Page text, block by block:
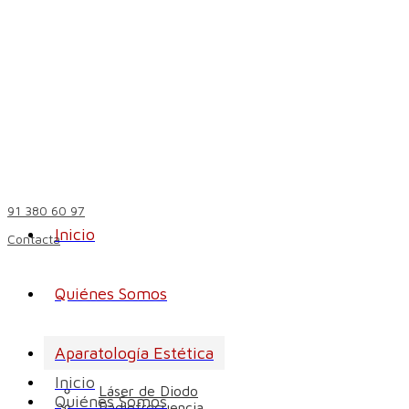
91 380 60 97
ContactaInicio
Quiénes Somos
Aparatología Estética
Láser de Diodo
Inicio
Quiénes Somos